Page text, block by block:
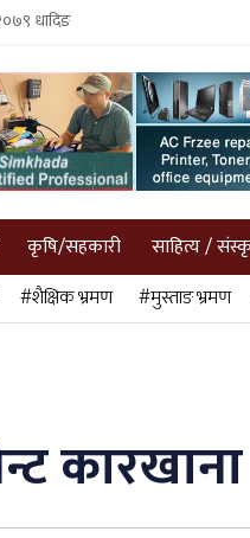
धादिङ
कृषि/सहकारी साहित्य /
#शैक्षिक भ्रमण #मुस्ताङ भ्रमण
कारखाना